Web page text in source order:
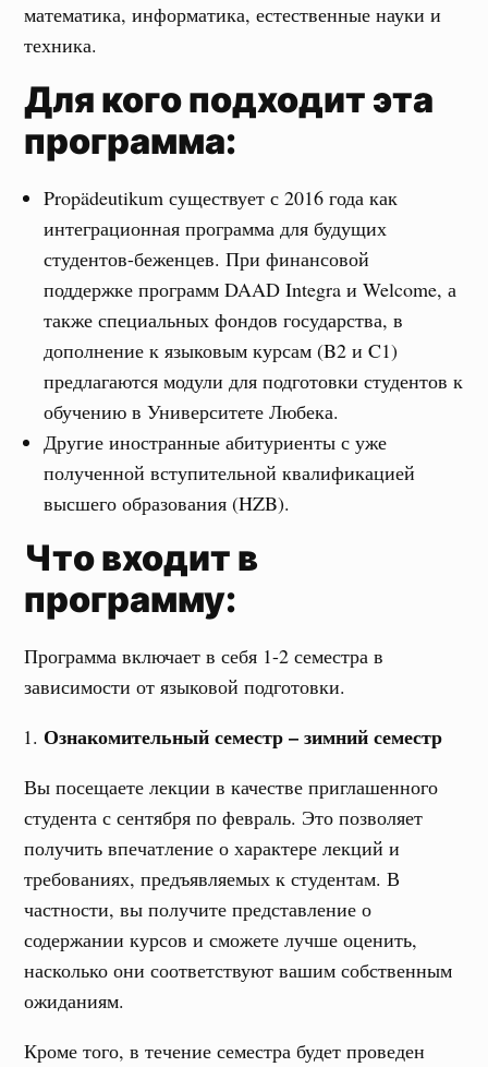
математика, информатика, естественные науки и
техника.
Для кого подходит эта
программа:
Propädeutikum существует с 2016 года как
интеграционная программа для будущих
студентов-беженцев. При финансовой
поддержке программ DAAD Integra и Welcome, а
также специальных фондов государства, в
дополнение к языковым курсам (B2 и C1)
предлагаются модули для подготовки студентов к
обучению в Университете Любека.
Другие иностранные абитуриенты с уже
полученной вступительной квалификацией
высшего образования (HZB).
Что входит в
программу:
Программа включает в себя 1-2 семестра в
зависимости от языковой подготовки.
Ознакомительный семестр – зимний семестр
Вы посещаете лекции в качестве приглашенного
студента с сентября по февраль. Это позволяет
получить впечатление о характере лекций и
требованиях, предъявляемых к студентам. В
частности, вы получите представление о
содержании курсов и сможете лучше оценить,
насколько они соответствуют вашим собственным
ожиданиям.
Кроме того, в течение семестра будет проведен